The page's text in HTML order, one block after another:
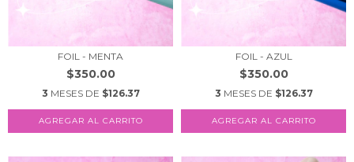
FOIL - MENTA
$350.00
3 MESES DE $126.37
FOIL - AZUL
$350.00
3 MESES DE $126.37